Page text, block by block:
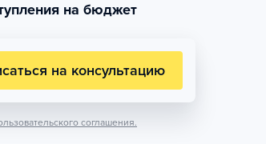
на бюджет
на консультацию
соглашения.